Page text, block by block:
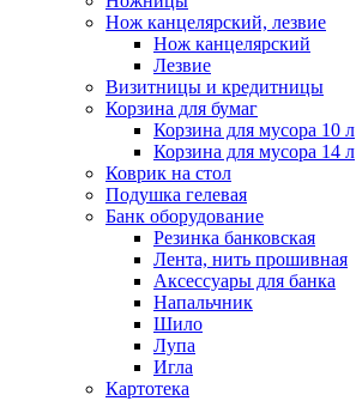
Нож канцелярский, лезвие
Нож канцелярский
Лезвие
Визитницы и кредитницы
Корзина для бумаг
Корзина для мусора 10 л
Корзина для мусора 14 л
Коврик на стол
Подушка гелевая
Банк оборудование
Резинка банковская
Лента, нить прошивная
Аксессуары для банка
Напальчник
Шило
Лупа
Игла
Картотека